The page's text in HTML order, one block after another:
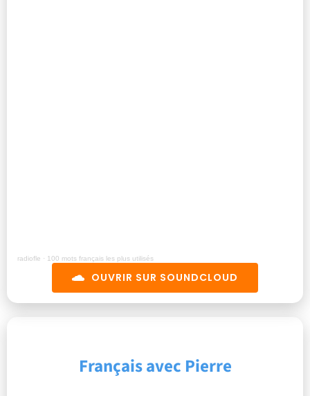
radiofle · 100 mots français les plus utilisés
OUVRIR SUR SOUNDCLOUD
Français avec Pierre